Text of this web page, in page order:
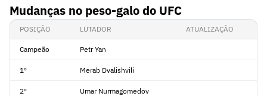
Mudanças no peso-galo do UFC
POSIÇÃO LUTADOR ATUALIZAÇÃO
Campeão Petr Yan
1º Merab Dvalishvili
2º Umar Nurmagomedov